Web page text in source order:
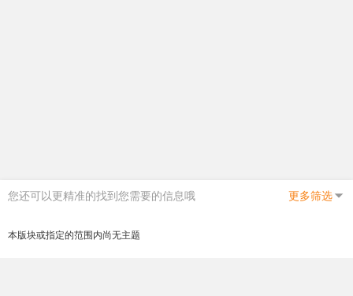
您还可以更精准的找到您需要的信息哦 更多筛选
本版块或指定的范围内尚无主题